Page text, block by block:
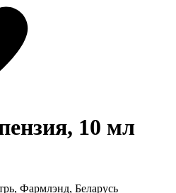
10 мл
Фармлэнд, Беларусь